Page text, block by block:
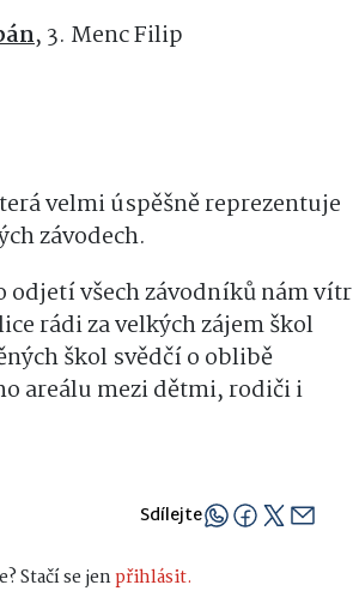
, 3. Menc Filip
velmi úspěšně reprezentuje
závodech.
odjetí všech závodníků nám vítr
rádi za velkých zájem škol
škol svědčí o oblibě
areálu mezi dětmi, rodiči i
Sdílejte
Stačí se jenpřihlásit.